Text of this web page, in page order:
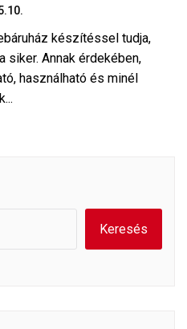
készítéssel tudja,
siker. Annak érdekében,
használható és minél
Keresés